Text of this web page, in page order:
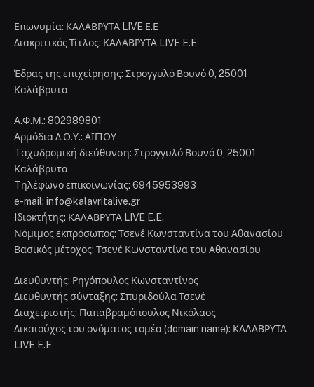
Επωνυμία: ΚΑΛΑΒΡΥΤΑ LIVE Ε.Ε
Διακριτικός Τίτλος: ΚΑΛΑΒΡΥΤΑ LIVE E.E
Έδρας της επιχείρησης: Στρογγυλό Βουνό 0, 25001
Καλάβρυτα
Α.Φ.Μ.: 802989801
Αρμόδια Δ.Ο.Υ.: ΑΙΓΙΟΥ
Tαχυδρομική διεύθυνση: Στρογγυλό Βουνό 0, 25001
Καλάβρυτα
Tηλέφωνο επικοινωνίας: 6945953993
e-mail: info@kalavritalive.gr
Iδιοκτήτης: ΚΑΛΑΒΡΥΤΑ LIVE E.E.
Νόμιμος εκπρόσωπος: Τσενέ Κωνσταντίνα του Αθανασίου
Βασικός μέτοχος: Τσενέ Κωνσταντίνα του Αθανασίου
Διευθυντής: Ρηγόπουλος Κωνσταντίνος
Διευθυντής σύνταξης: Σπυριδούλα Τσενέ
Διαχειριστής: Παπαβραμόπουλος Νικόλαος
Δικαιούχος του ονόματος τομέα (domain name): ΚΑΛΑΒΡΥΤΑ
LIVE E.E